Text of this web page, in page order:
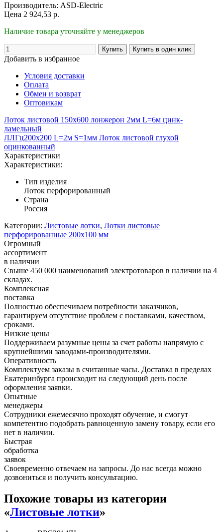
Производитель: ASD-Electric
Цена 2 924,53 р.
Наличие товара уточняйте у менеджеров
Добавить в избранное
Условия доставки
Оплата
Обмен и возврат
Оптовикам
Лоток листовой 150х600 лонжерон 2мм L=6м цинк-
ламельный
ЛЛГц200х200 L=2м S=1мм Лоток листовой глухой
оцинкованный
Характеристики
Характеристики:
Тип изделия
Лоток перфорированный
Страна
Россия
Категории: Листовые лотки, Лотки листовые
перфорированные 200х100 мм
Огромный
ассортимент
в наличии
Свыше 450 000 наименований электротоваров в наличии на 4
складах.
Комплексная
поставка
Полностью обеспечиваем потребности заказчиков,
гарантируем отсутствие проблем с поставками, качеством,
сроками.
Низкие цены
Поддерживаем разумные цены за счет работы напрямую с
крупнейшими заводами-производителями.
Оперативность
Комплектуем заказы в считанные часы. Доставка в пределах
Екатеринбурга происходит на следующий день после
оформления заявки.
Опытные
менеджеры
Сотрудники ежемесячно проходят обучение, и смогут
компетентно подобрать равноценную замену товару, если его
нет в наличии.
Быстрая
обработка
заявок
Своевременно отвечаем на запросы. До нас всегда можно
дозвониться и получить консультацию.
Похожие товары из категории
«Листовые лотки»